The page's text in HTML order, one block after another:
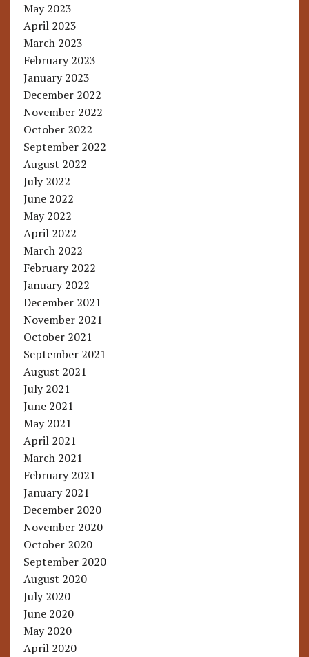
May 2023
April 2023
March 2023
February 2023
January 2023
December 2022
November 2022
October 2022
September 2022
August 2022
July 2022
June 2022
May 2022
April 2022
March 2022
February 2022
January 2022
December 2021
November 2021
October 2021
September 2021
August 2021
July 2021
June 2021
May 2021
April 2021
March 2021
February 2021
January 2021
December 2020
November 2020
October 2020
September 2020
August 2020
July 2020
June 2020
May 2020
April 2020